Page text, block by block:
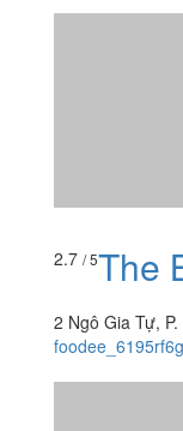
2.7 / 5The
2 Ngô Gia Tự,
foodee_6195rf6g